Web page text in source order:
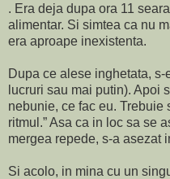
. Era deja dupa ora 11
alimentar. Si simtea ca nu
era aproape inexistenta.
Dupa ce alese inghetata,
lucruri sau mai putin). Apoi
nebunie, ce fac eu.
ritmul.” Asa ca in loc sa se
mergea repede, s-a asezat
Si acolo, in mina cu un